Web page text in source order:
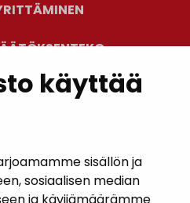
käyttää
sisällön ja
sosiaalisen median